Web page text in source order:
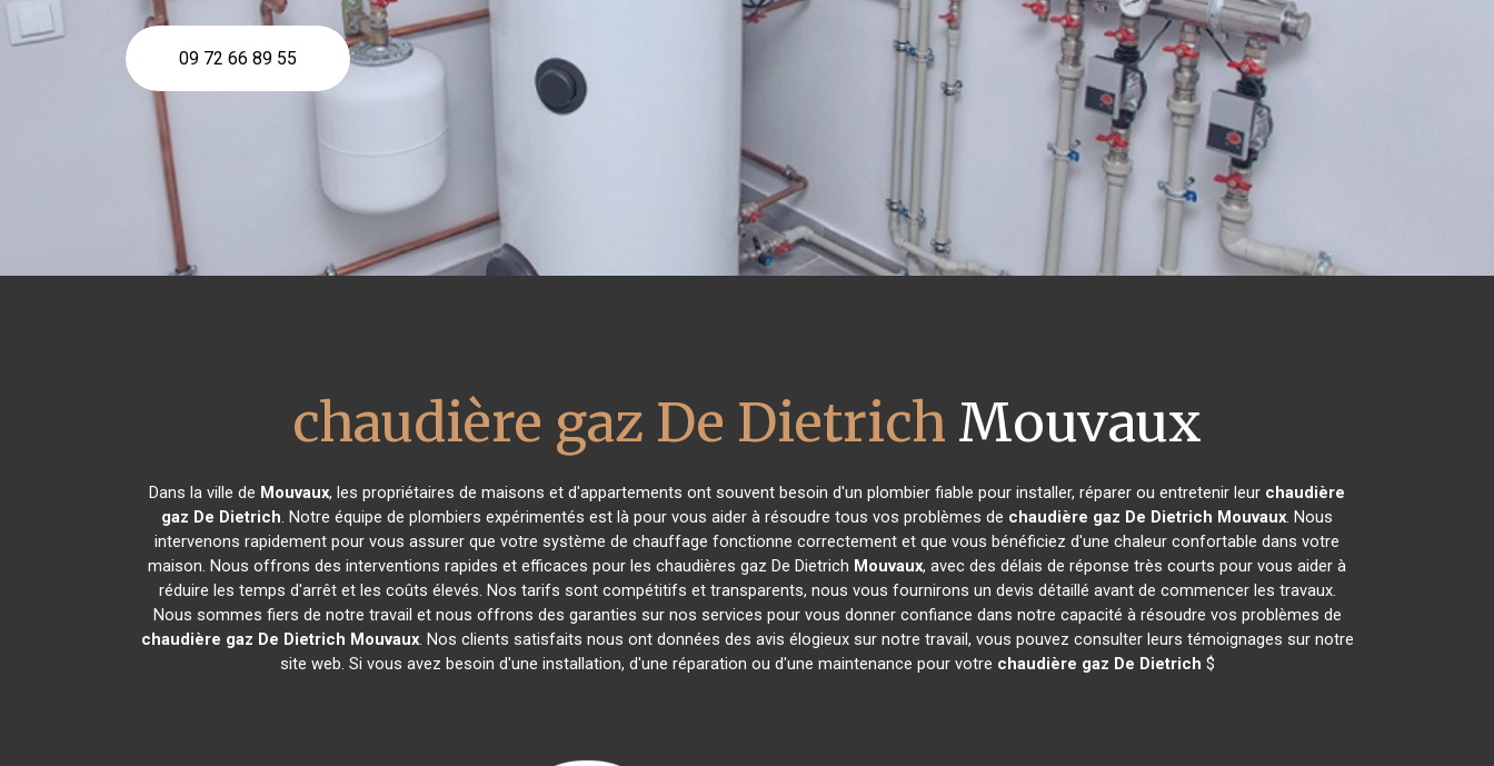
09 72 66 89 55
chaudière gaz De Dietrich Mouvaux
Dans la ville de Mouvaux, les propriétaires de maisons et d'appartements ont souvent besoin d'un plombier fiable pour installer, réparer ou entretenir leur chaudière
gaz De Dietrich. Notre équipe de plombiers expérimentés est là pour vous aider à résoudre tous vos problèmes de chaudière gaz De Dietrich Mouvaux. Nous
intervenons rapidement pour vous assurer que votre système de chauffage fonctionne correctement et que vous bénéficiez d'une chaleur confortable dans votre
maison. Nous offrons des interventions rapides et efficaces pour les chaudières gaz De Dietrich Mouvaux, avec des délais de réponse très courts pour vous aider à
réduire les temps d'arrêt et les coûts élevés. Nos tarifs sont compétitifs et transparents, nous vous fournirons un devis détaillé avant de commencer les travaux.
Nous sommes fiers de notre travail et nous offrons des garanties sur nos services pour vous donner confiance dans notre capacité à résoudre vos problèmes de
chaudière gaz De Dietrich Mouvaux. Nos clients satisfaits nous ont données des avis élogieux sur notre travail, vous pouvez consulter leurs témoignages sur notre
site web. Si vous avez besoin d'une installation, d'une réparation ou d'une maintenance pour votre chaudière gaz De Dietrich $